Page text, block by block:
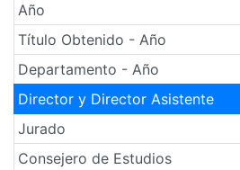
Año
Título Obtenido - Año
Departamento - Año
Director y Director Asistente
Jurado
Consejero de Estudios